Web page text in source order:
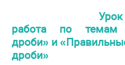
работа по темам
дроби» и
дроби»